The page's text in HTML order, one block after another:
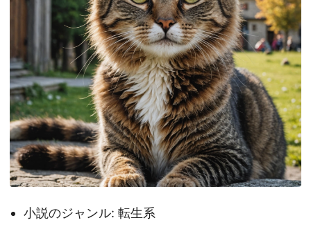
小説のジャンル: 転生系